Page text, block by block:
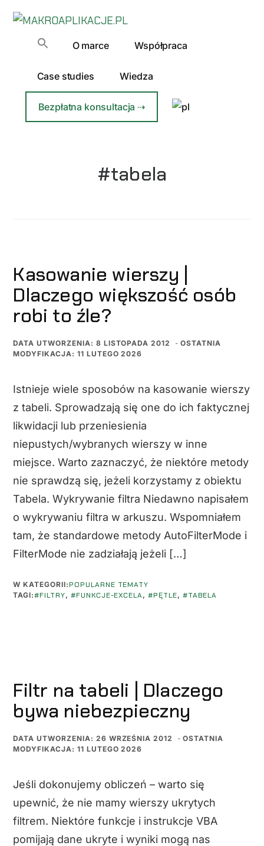
Additional
menuMAKROAPLIKACJE.PL
Automatyzacja
Firm
O marce Współpraca
Case studies Wiedza
Bezpłatna konsultacja ⇢
#tabela
Kasowanie wierszy |
Dlaczego większość osób
robi to źle?
DATA UTWORZENIA: 8 LISTOPADA 2012 -OSTATNIA
MODYFIKACJA: 11 LUTEGO 2026
Istnieje wiele sposobów na kasowanie wierszy
z tabeli. Sprowadzają się one do ich faktycznej
likwidacji lub przeniesienia
niepustych/wybranych wierszy w inne
miejsce. Warto zaznaczyć, że niektóre metody
nie sprawdzą się, jeżeli korzystamy z obiektu
Tabela. Wykrywanie filtra Niedawno napisałem
o wykrywaniu filtra w arkuszu. Wspomniałem
tam, że standardowe metody AutoFilterMode i
FilterMode nie zadziałają jeżeli […]
W KATEGORII:POPULARNE TEMATY
TAGI:#FILTRY, #FUNKCJE-EXCELA,#PĘTLE, #TABELA
Filtr na tabeli | Dlaczego
bywa niebezpieczny
DATA UTWORZENIA: 26 WRZEŚNIA 2012 -OSTATNIA
MODYFIKACJA: 11 LUTEGO 2026
Jeśli dokonujemy obliczeń – warto się
upewnić, że nie mamy wierszy ukrytych
filtrem. Niektóre funkcje i instrukcje VBA
pomijają dane ukryte i wyniki mogą nas